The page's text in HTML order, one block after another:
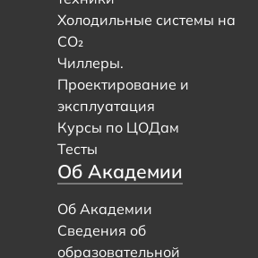
Холодильные системы на
CO₂
Чиллеры.
Проектирование и
эксплуатация
Курсы по ЦОДам
Тесты
Об Академии
Об Академии
Сведения об
образовательной